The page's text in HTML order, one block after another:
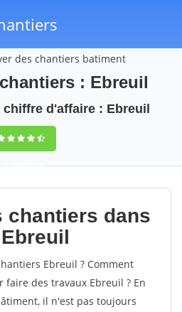
des chantiers batiment
: Ebreuil
d'affaire : Ebreuil
(100%)40
votes
chantiers dans
Ebreuil ? Comment
des travaux Ebreuil ? En
il n'est pas toujours